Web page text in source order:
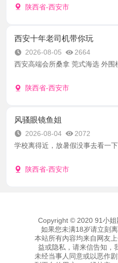
陕西省-西安市
西安十年老司机带你玩
2026-08-05
2664
西安高端会所桑拿 莞式海选 外
陕西省-西安市
风骚眼镜鱼姐
2026-08-04
2072
学校离得近，放暑假没事去看一
陕西省-西安市
Copyright © 2020 91小
如果您未满18岁请立刻
本站所有內容均来自网友
益或隐私，请来信告知，
未经当事人同意或以恶作